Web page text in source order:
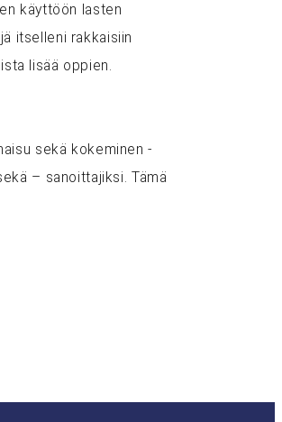
käyttöön lasten
itselleni rakkaisiin
lisää oppien.
sekä kokeminen -
– sanoittajiksi. Tämä